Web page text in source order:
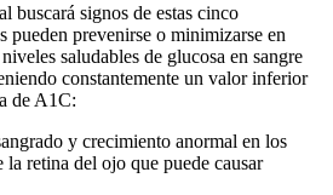
buscará signos de estas cinco
pueden prevenirse o minimizarse en
saludables de glucosa en sangre
constantemente un valor inferior
de A1C:
y crecimiento anormal en los
la retina del ojo que puede causar